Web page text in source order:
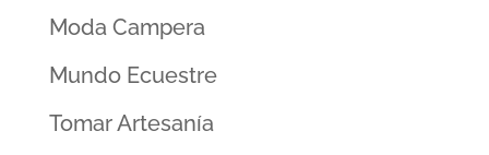
Moda Campera
Mundo Ecuestre
Tomar Artesanía